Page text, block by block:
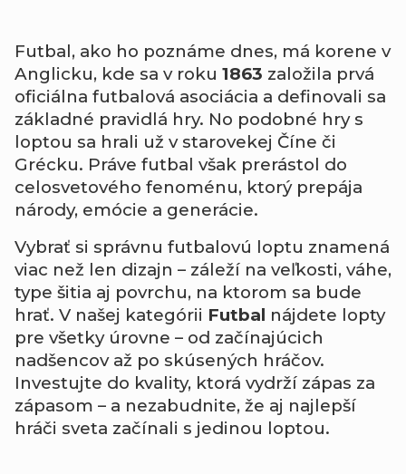
Futbal, ako ho poznáme dnes, má korene v
Anglicku, kde sa v roku 1863 založila prvá
oficiálna futbalová asociácia a definovali sa
základné pravidlá hry. No podobné hry s
loptou sa hrali už v starovekej Číne či
Grécku. Práve futbal však prerástol do
celosvetového fenoménu, ktorý prepája
národy, emócie a generácie.
Vybrať si správnu futbalovú loptu znamená
viac než len dizajn – záleží na veľkosti, váhe,
type šitia aj povrchu, na ktorom sa bude
hrať. V našej kategórii Futbal nájdete lopty
pre všetky úrovne – od začínajúcich
nadšencov až po skúsených hráčov.
Investujte do kvality, ktorá vydrží zápas za
zápasom – a nezabudnite, že aj najlepší
hráči sveta začínali s jedinou loptou.